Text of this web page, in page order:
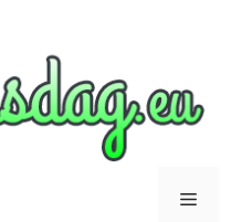
Meny